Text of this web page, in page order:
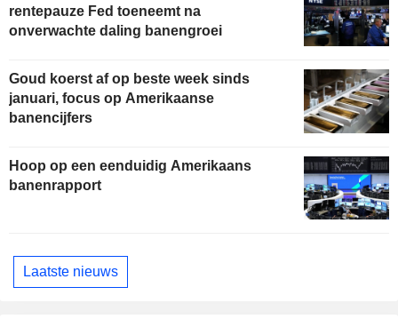
rentepauze Fed toeneemt na
onverwachte daling banengroei
Goud koerst af op beste week sinds
januari, focus op Amerikaanse
banencijfers
Hoop op een eenduidig Amerikaans
banenrapport
Laatste nieuws